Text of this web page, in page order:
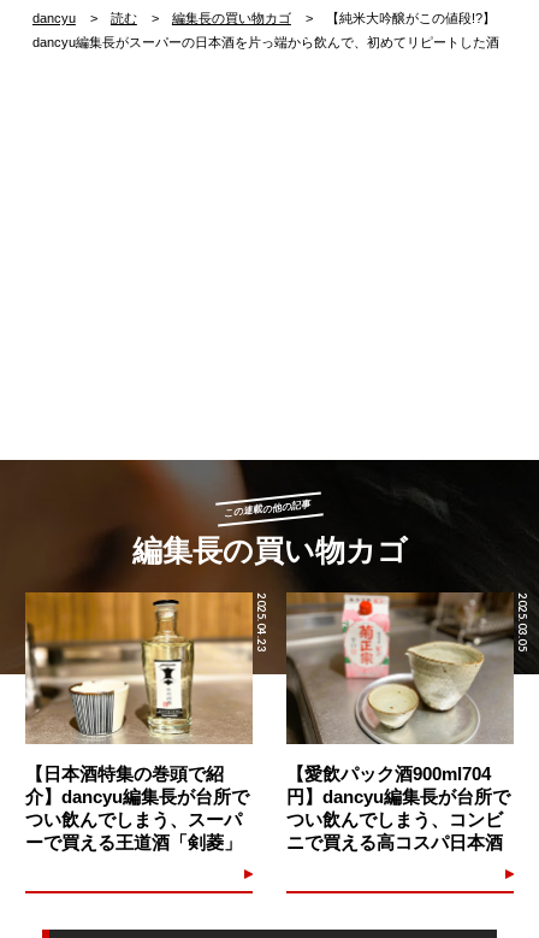
dancyu 読む 編集長の買い物カゴ
【純米大吟醸がこの値段!?】
dancyu編集長がスーパーの日本酒を片っ端から飲んで、初めてリピートした酒
この連載の他の記事
編集長の買い物カゴ
2025.04.23
【日本酒特集の巻頭で紹
介】dancyu編集長が台所で
つい飲んでしまう、スーパ
ーで買える王道酒「剣菱」
2025.03.05
【愛飲パック酒900ml704
円】dancyu編集長が台所で
つい飲んでしまう、コンビ
ニで買える高コスパ日本酒